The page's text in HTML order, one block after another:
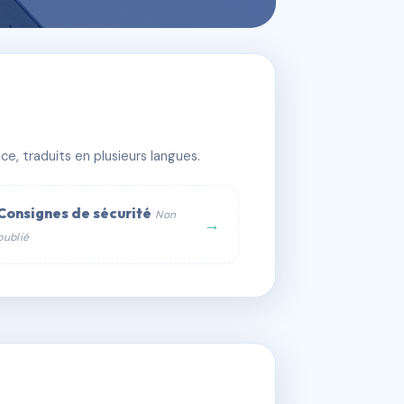
traduits en plusieurs langues.
de sécurité Non
→